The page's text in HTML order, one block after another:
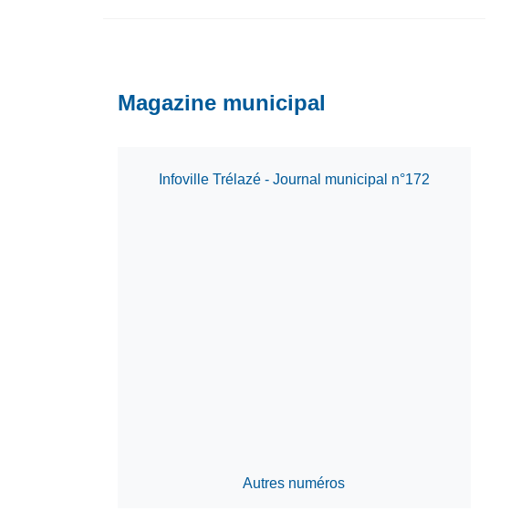
Magazine municipal
Infoville Trélazé - Journal municipal n°172
Autres numéros